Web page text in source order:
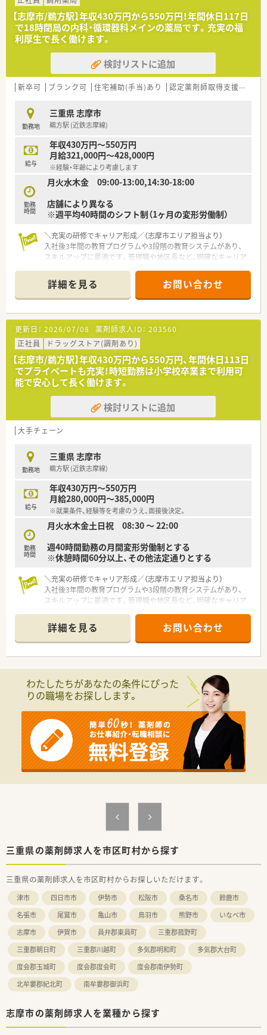
い地域（北海道・沖縄県は特に高く設定されてます）を希望する事
も可能です。
★現場主義の社風です！
患者さま一人ひとりとしっかり向きあって服薬指導をしたいと
いう現場の想いと立ち仕事が多い薬剤師の身体の負担を減らし
たいという会社の想いから「座りカウンター」を積極的に導入し
ています。
調剤が出来る環境が整っています。
DI委員会への参加によって、現場の意見を反映させたジェネリッ
クの選定等に関わる事ができます。
★薬剤師として成長出来る環境があります！
約26年前から在宅・施設業務に取り組んで来た経験･実績を活か
し医療機関との連携を深めてます。
「機能性のあるアロマ」や「医療用サプリメント」を活用した予防
より高度な知識を学びたい方という方には、大学病院の敷地内へ
も薬局を出店しており、病院と連携し病院研修を実施しており
つける事が出来る様にサポートしてくれます。
キャリアアップについても個人の志向に合わせた「マネジメント
キャリア（エリア長⇒SV⇒支店長⇒支社長）」と「スペシャリスト
ます。
★充実した福利厚生で長期就業をサポート！
薬剤師資格以外の資格に対しても手当を支給（アロマテラピー検
定、かかりつけ薬剤師など）。
病気やケガなどで働けないときの生活費をサポート「LTD（保
険）」に会社が加入してくれます。
「自宅通勤コース」且つ賃貸物件に居住されている方は、住宅手
当「20,000～40,000円」を支給。
産休･育休の取得率100%、復帰率96%と女性の方が安心して復
帰出来る環境づくりに努めています。
【志摩市/鵜方駅】年収430万円から550万円！年間休日117日
で18時閉局の内科・循環器科メインの薬局です。充実の福
利厚生で長く働けます。
検討リストに追加
新卒可 ブランク可 住宅補助(手当)あり 認定薬剤師取得支援あり
勤務地
三重県 志摩市
鵜方駅 (近鉄志摩線)
給与
年収430万円～550万円
月給321,000円～428,000円
※経験・年齢により考慮します
勤務
時間
月火水木金 09:00-13:00,14:30-18:00
店舗により異なる
※週平均40時間のシフト制（1ヶ月の変形労働制）
＼充実の研修でキャリア形成／（志摩市エリア担当より）
入社後3年間の教育プログラムや3段階の教育システムがあり、
スキルアップに最適です。管理職や地区長など、明確なキャリア
【店舗情報と応需状況について】
■近鉄志摩線の鵜方駅から徒歩6分ほどの場所にあり、毎日の通
勤にも便利な好立地にある調剤薬局です。
■近隣の医療機関から内科や循環器科の処方箋をメインに応需
しており、1日10から20枚程度に対応します。
■平日は18時までの開局となっており、夜遅くまでの勤務が発
生しないため心身ともにゆとりを持てます。
【求人情報について】
■地域職を選択した場合は転居を伴う転勤がないため、住み慣れ
た地域で腰を据えて長く働くことが可能です。
■残業代は1分単位で支給され、PCによる徹底した勤怠管理によ
りサービス残業が発生しない仕組みがあります。
■年間休日は117日が確保されており、有給休暇の消化率も高い
【想定されるキャリアイメージ】
■店舗での管理薬剤師だけでなく、統括薬局長や地区長など多彩
なキャリアパスを目指すことが十分に可能です。
■全国職を選択した場合は幹部社員への登竜門となり、将来的に
会社の中核を担う重要なポジションを目指せます。
■個人の意欲や適性に合わせてキャリアの選択肢が用意されて
おり、長期的な視点で自身の成長を実現できます。
詳細を見る お問い合わせ
更新日： 2026/07/08 薬剤師求人ID： 203560
正社員
ドラッグストア(調剤あり)
【志摩市/鵜方駅】年収430万円から550万円、年間休日113日
でプライベートも充実！時短勤務は小学校卒業まで利用可
能で安心して長く働けます。
検討リストに追加
大手チェーン
勤務地
三重県 志摩市
鵜方駅 (近鉄志摩線)
給与
年収430万円～550万円
月給280,000円～385,000円
※就業条件、経験等を考慮のうえ、面接後決定。
勤務
時間
月火水木金土日祝 08:30 ～ 22:00
週40時間勤務の月間変形労働制とする
※休憩時間60分以上、その他法定通りとする
＼充実の研修でキャリア形成／（志摩市エリア担当より）
入社後3年間の教育プログラムや3段階の教育システムがあり、
スキルアップに最適です。管理職や地区長など、明確なキャリア
【店舗情報と応需状況について】
■最寄り駅である鵜方駅から徒歩8分の好立地にあり、通勤の負
担が少なく快適に通える環境が整っています。
■平日のみ18時までの開局となっており、夜遅くまでの勤務が
ないため心身ともにゆとりを持って働けます。
【求人情報について】
■地域職を選択した場合は転居を伴う転勤がないため、住み慣れ
た地域で腰を据えて長く働くことが可能です。
■残業代は1分単位で支給され、PCによる徹底した勤怠管理によ
りサービス残業が発生しない仕組みがあります。
■年間休日は113日が確保されており、有給休暇の消化率も高い
ためプライベートの時間をしっかりと保てます。
【こんな方が活躍中】
■子育てと仕事の両立を図りながら、時短勤務制度を活用して無
目指してスキルアップに取り組んでいる方々です。
■幅広い年代の薬剤師が在籍しており、それぞれの経験や知識を
詳細を見る お問い合わせ
わたしたちがあなたの条件にぴった
りの職場をお探しします。
三重県の薬剤師求人を市区町村から探す
三重県の薬剤師求人を市区町村からお探しいただけます。
津市 四日市市 伊勢市 松阪市 桑名市
鈴鹿市
名張市
尾鷲市 亀山市 鳥羽市 熊野市
いなべ市
志摩市
伊賀市 員弁郡東員町
三重郡菰野町
三重郡朝日町
三重郡川越町 多気郡明和町
多気郡大台町
度会郡玉城町
度会郡度会町
度会郡南伊勢町
北牟婁郡紀北町
南牟婁郡御浜町
志摩市の薬剤師求人を業種から探す